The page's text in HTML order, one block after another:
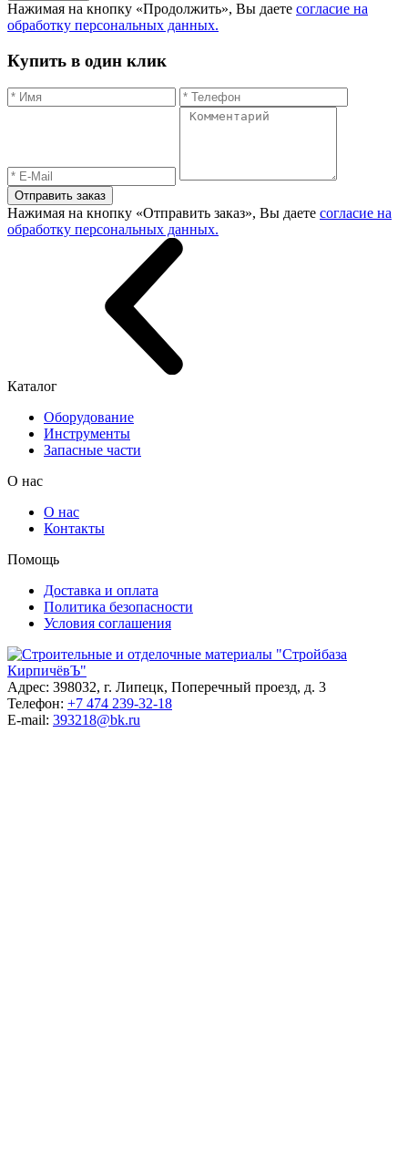
Нажимая на кнопку «Продолжить», Вы даете согласие на
обработку персональных данных.
Купить в один клик
Отправить заказ
Нажимая на кнопку «Отправить заказ», Вы даете согласие на
обработку персональных данных.
Каталог
Оборудование
Инструменты
Запасные части
О нас
О нас
Контакты
Помощь
Доставка и оплата
Политика безопасности
Условия соглашения
Адрес: 398032, г. Липецк, Поперечный проезд, д. 3
Телефон: +7 474 239-32-18
E-mail: 393218@bk.ru